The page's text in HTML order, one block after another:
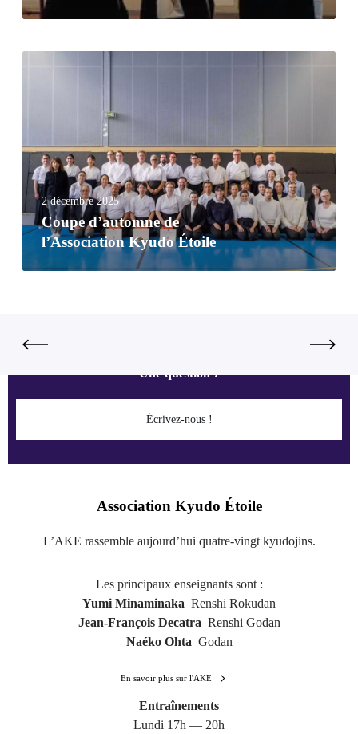
2 décembre 2025
Coupe d’automne de
l’Association Kyudo Étoile
Une question ?
Écrivez-nous !
Association Kyudo Étoile
L’AKE rassemble aujourd’hui quatre-vingt kyudojins.
Les principaux enseignants sont :
Yumi Minaminaka Renshi Rokudan
Jean-François Decatra Renshi Godan
Naéko Ohta Godan
En savoir plus sur l'AKE
Entraînements
Lundi 17h — 20h